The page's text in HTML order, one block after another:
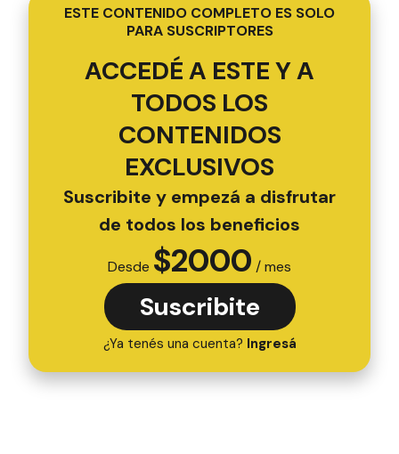
ESTE CONTENIDO COMPLETO ES SOLO
PARA SUSCRIPTORES
ACCEDÉ A ESTE Y A
TODOS LOS
CONTENIDOS
EXCLUSIVOS
Suscribite y empezá a disfrutar
de todos los beneficios
Desde $2000 / mes
Suscribite
¿Ya tenés una cuenta? Ingresá